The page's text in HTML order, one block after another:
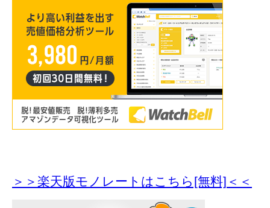
＞＞楽天版モノレートはこちら[無料]＜＜